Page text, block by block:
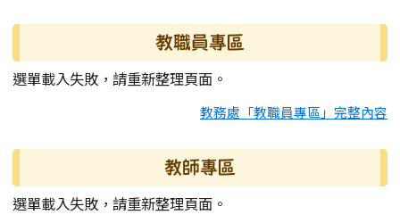
教職員專區
選單載入失敗，請重新整理頁面。
教務處「教職員專區」完整內容
教師專區
選單載入失敗，請重新整理頁面。